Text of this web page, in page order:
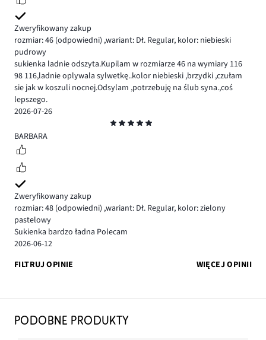
Zweryfikowany zakup
rozmiar: 46 (odpowiedni) ,wariant: Dł. Regular, kolor: niebieski
pudrowy
sukienka ladnie odszyta.Kupilam w rozmiarze 46 na wymiary 116
98 116,ladnie oplywala sylwetkę..kolor niebieski ,brzydki ,czułam
sie jak w koszuli nocnej.Odsylam ,potrzebuję na ślub syna.,coś
lepszego.
2026-07-26
5
BARBARA
Zweryfikowany zakup
rozmiar: 48 (odpowiedni) ,wariant: Dł. Regular, kolor: zielony
pastelowy
Sukienka bardzo ładna Polecam
2026-06-12
FILTRUJ OPINIE
WIĘCEJ OPINII
PODOBNE PRODUKTY